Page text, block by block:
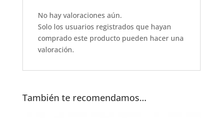
o
o
k
p
p
No hay valoraciones aún.
Solo los usuarios registrados que hayan
comprado este producto pueden hacer una
valoración.
También te recomendamos…